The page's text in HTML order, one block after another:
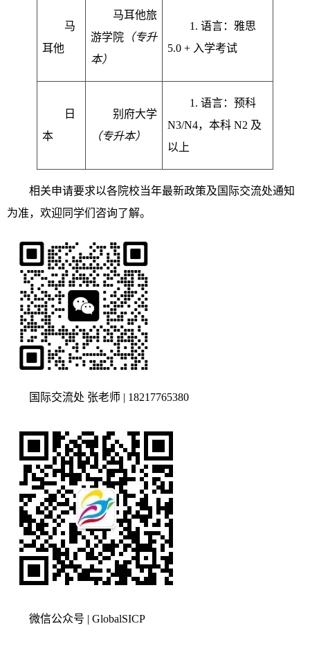
马
耳他
马耳他旅
游学院 （专升
本）
1. 语言：雅思
5.0 + 入学考试
日
本
别府大学
（专升本）
1. 语言：预科
N3/N4，本科 N2 及
以上
相关申请要求以各院校当年最新政策及国际交流处通知
为准，欢迎同学们咨询了解。
国际交流处 张老师 | 18217765380
微信公众号 | GlobalSICP